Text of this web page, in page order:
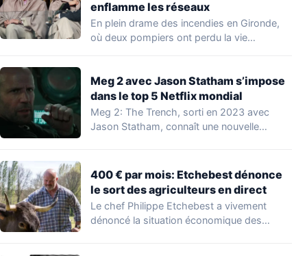
enflamme les réseaux
En plein drame des incendies en Gironde,
où deux pompiers ont perdu la vie…
Meg 2 avec Jason Statham s’impose
dans le top 5 Netflix mondial
Meg 2: The Trench, sorti en 2023 avec
Jason Statham, connaît une nouvelle
400 € par mois: Etchebest dénonce
le sort des agriculteurs en direct
Le chef Philippe Etchebest a vivement
dénoncé la situation économique des